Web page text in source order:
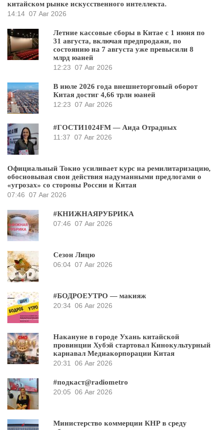
китайском рынке искусственного интеллекта.
14:14 07 Авг 2026
Летние кассовые сборы в Китае с 1 июня по
31 августа, включая предпродажи, по
состоянию на 7 августа уже превысили 8
млрд юаней
12:23 07 Авг 2026
В июле 2026 года внешнеторговый оборот
Китая достиг 4,66 трлн юаней
12:23 07 Авг 2026
#ГОСТИ1024FM — Аида Отрадных
11:37 07 Авг 2026
Официальный Токио усиливает курс на ремилитаризацию,
обосновывая свои действия надуманными предлогами о
«угрозах» со стороны России и Китая
07:46 07 Авг 2026
#КНИЖНАЯРУБРИКА
07:46 07 Авг 2026
Сезон Лицю
06:04 07 Авг 2026
#БОДРОЕУТРО — макияж
20:34 06 Авг 2026
Накануне в городе Ухань китайской
провинции Хубэй стартовал Кинокультурный
карнавал Медиакорпорации Китая
20:31
06 Авг 2026
#подкаст@radiometro
20:05 06 Авг 2026
Министерство коммерции КНР в среду